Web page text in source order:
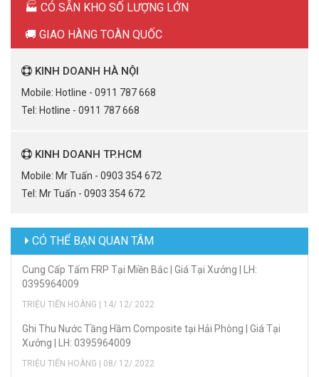
🏭 CÓ SẴN KHO SỐ LƯỢNG LỚN
🚚 GIAO HÀNG TOÀN QUỐC
KINH DOANH HÀ NỘI
Mobile: Hotline - 0911 787 668
Tel: Hotline - 0911 787 668
KINH DOANH TP.HCM
Mobile: Mr Tuấn - 0903 354 672
Tel: Mr Tuấn - 0903 354 672
CÓ THỂ BẠN QUAN TÂM
Cung Cấp Tấm FRP Tại Miền Bắc | Giá Tại Xưởng | LH:
0395964009
TRIỆU TIẾN HOÀNG | 14/ 12/ 2022
Ghi Thu Nước Tầng Hầm Composite tại Hải Phòng | Giá Tại
Xưởng | LH: 0395964009
TRIỆU TIẾN HOÀNG | 08/ 12/ 2022